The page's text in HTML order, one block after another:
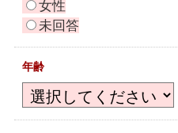
女性
未回答
年齢